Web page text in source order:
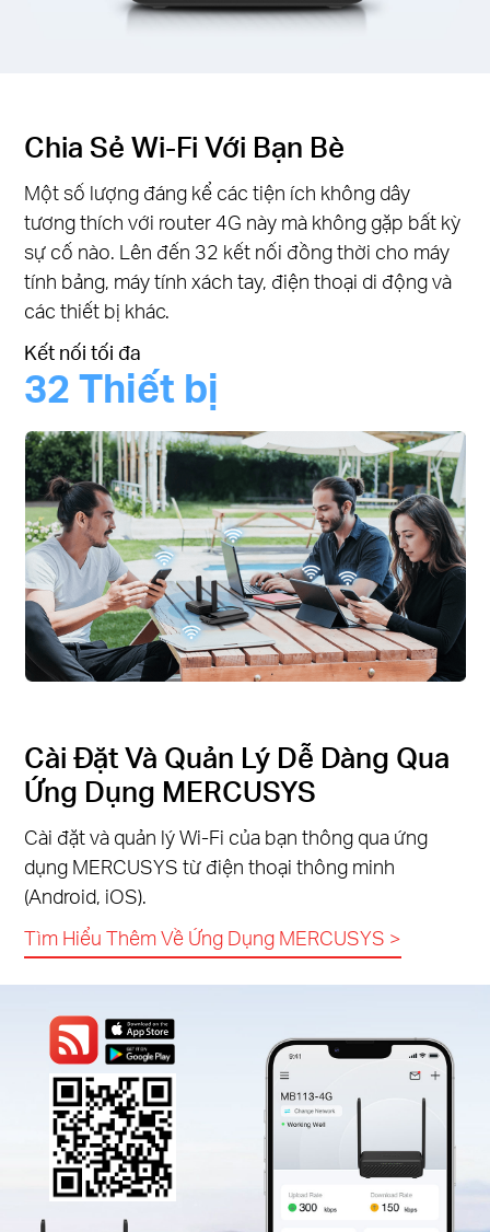
Chia Sẻ Wi-Fi Với Bạn Bè
Một số lượng đáng kể các tiện ích không dây
tương thích với router 4G này mà không gặp bất kỳ
sự cố nào. Lên đến 32 kết nối đồng thời cho máy
tính bảng, máy tính xách tay, điện thoại di động và
các thiết bị khác.
Kết nối tối đa
32 Thiết bị
Cài Đặt Và Quản Lý Dễ Dàng Qua
Ứng Dụng MERCUSYS
Cài đặt và quản lý Wi-Fi của bạn thông qua ứng
dụng MERCUSYS từ điện thoại thông minh
(Android, iOS).
Tìm Hiểu Thêm Về Ứng Dụng MERCUSYS >